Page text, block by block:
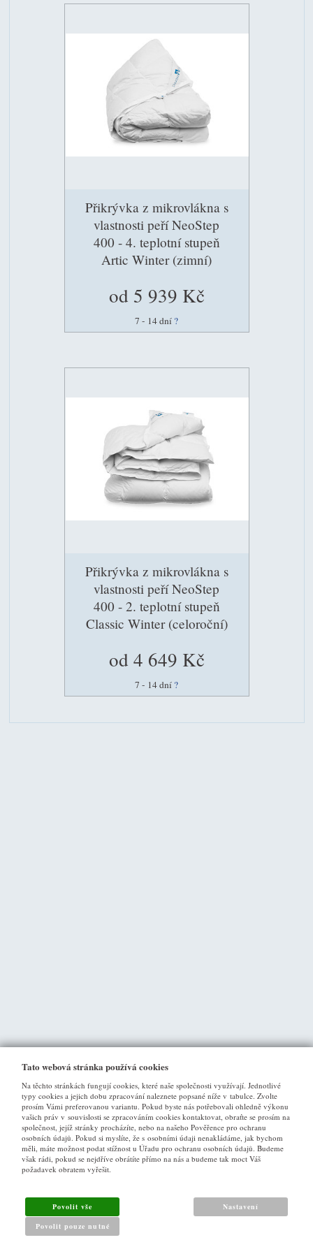
Přikrývka z mikrovlákna s
vlastnosti peří NeoStep
400 - 4. teplotní stupeň
Artic Winter (zimní)
od 5 939 Kč
7 - 14 dní ?
Přikrývka z mikrovlákna s
vlastnosti peří NeoStep
400 - 2. teplotní stupeň
Classic Winter (celoroční)
od 4 649 Kč
7 - 14 dní ?
VŠE O NÁKUPU
Jak nakupovat
Reklamační řád
Zásady pro nakládání s osobními údaji
Tato webová stránka používá cookies
Na těchto stránkách fungují cookies, které naše společnosti využívají. Jednotlivé
typy cookies a jejich dobu zpracování naleznete popsané níže v tabulce. Zvolte
prosím Vámi preferovanou variantu. Pokud byste nás potřebovali ohledně výkonu
vašich práv v souvislosti se zpracováním cookies kontaktovat, obraťte se prosím na
společnost, jejíž stránky procházíte, nebo na našeho Pověřence pro ochranu
osobních údajů. Pokud si myslíte, že s osobními údaji nenakládáme, jak bychom
měli, máte možnost podat stížnost u Úřadu pro ochranu osobních údajů. Budeme
však rádi, pokud se nejdříve obrátíte přímo na nás a budeme tak moct Váš
požadavek obratem vyřešit.
Povolit vše
Povolit pouze nutné
Nastavení